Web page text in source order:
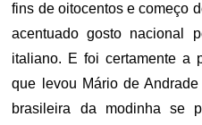
fins de oitocentos e começo
acentuado gosto nacional
italiano. E foi certamente a
que levou Mário de
brasileira da modinha se